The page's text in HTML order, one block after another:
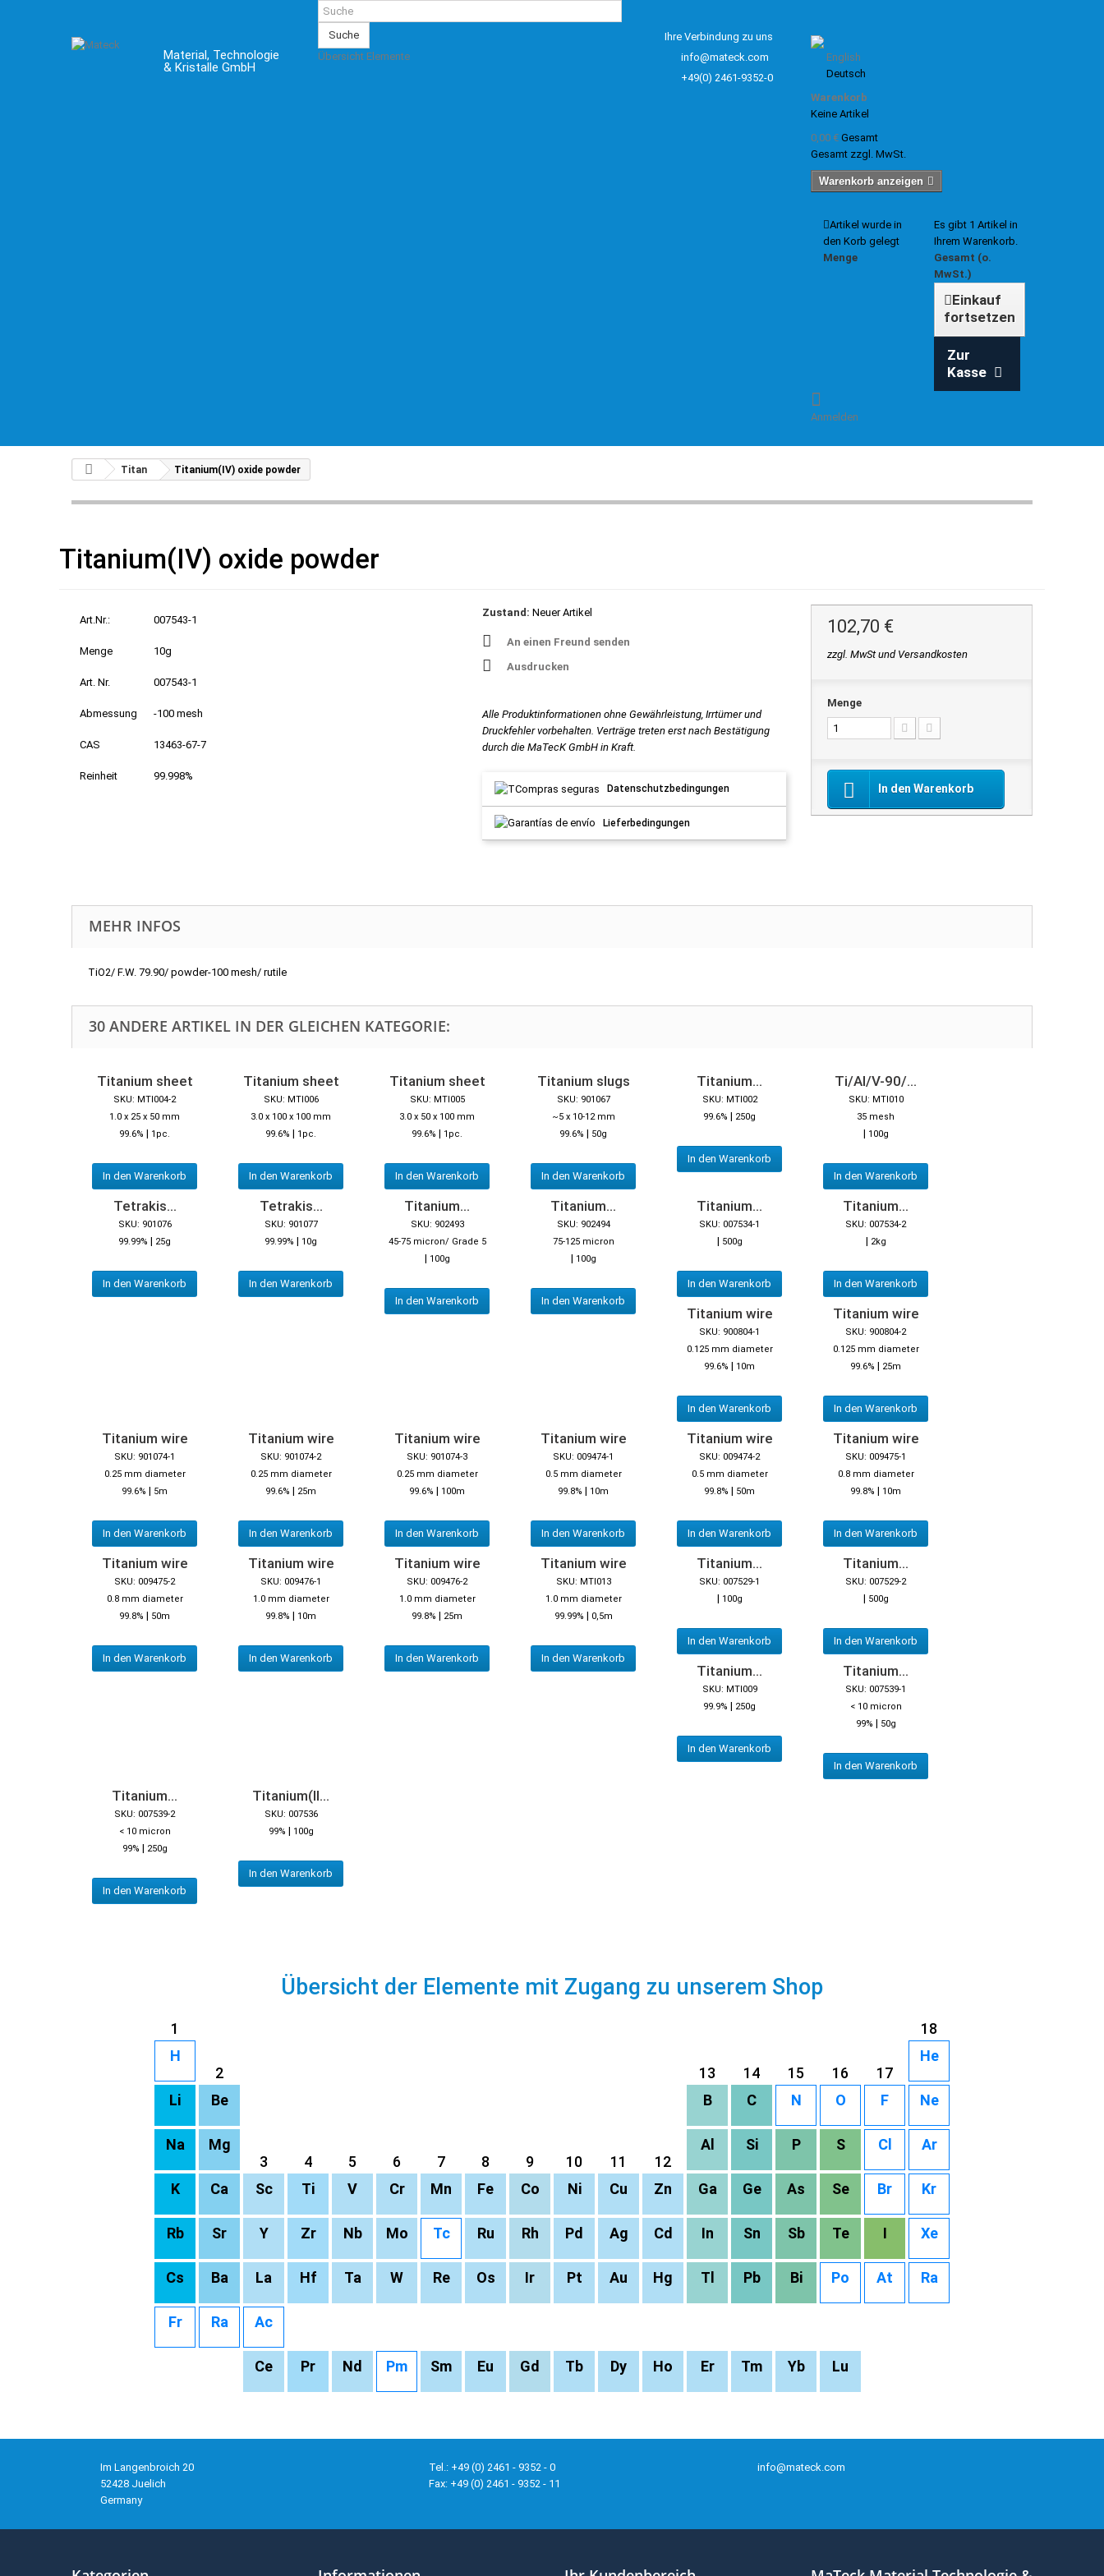
Material, Technologie
& Kristalle GmbH
Suche
Übersicht Elemente
Ihre Verbindung zu uns
info@mateck.com
+49(0) 2461-9352-0
English
Deutsch
Warenkorb
Keine Artikel
0,00 € Gesamt
Gesamt zzgl. MwSt.
Warenkorb anzeigen
Artikel wurde in
den Korb gelegt
Menge
Es gibt 1 Artikel in
Ihrem Warenkorb.
Gesamt (o.
MwSt.)
Einkauf
fortsetzen
Zur
Kasse
Anmelden
Titan Titanium(IV) oxide powder
Titanium(IV) oxide powder
Art.Nr.: 007543-1
Menge 10g
Art. Nr. 007543-1
Abmessung -100 mesh
CAS 13463-67-7
Reinheit 99.998%
Zustand: Neuer Artikel
An einen Freund senden
Ausdrucken
Alle Produktinformationen ohne Gewährleistung, Irrtümer und
Druckfehler vorbehalten. Verträge treten erst nach Bestätigung
durch die MaTecK GmbH in Kraft.
Datenschutzbedingungen
Lieferbedingungen
102,70 €
zzgl. MwSt und Versandkosten
Menge
In den Warenkorb
MEHR INFOS
TiO2/ F.W. 79.90/ powder-100 mesh/ rutile
30 ANDERE ARTIKEL IN DER GLEICHEN KATEGORIE:
Titanium sheet
SKU: MTI004-2
1.0 x 25 x 50 mm
99.6% | 1pc.
In den Warenkorb
Titanium sheet
SKU: MTI006
3.0 x 100 x 100 mm
99.6% | 1pc.
In den Warenkorb
Titanium sheet
SKU: MTI005
3.0 x 50 x 100 mm
99.6% | 1pc.
In den Warenkorb
Titanium slugs
SKU: 901067
~5 x 10-12 mm
99.6% | 50g
In den Warenkorb
Titanium...
SKU: MTI002
99.6% | 250g
In den Warenkorb
Ti/Al/V-90/...
SKU: MTI010
35 mesh
| 100g
In den Warenkorb
Tetrakis...
SKU: 901076
99.99% | 25g
In den Warenkorb
Tetrakis...
SKU: 901077
99.99% | 10g
In den Warenkorb
Titanium...
SKU: 902493
45-75 micron/ Grade 5
| 100g
In den Warenkorb
Titanium...
SKU: 902494
75-125 micron
| 100g
In den Warenkorb
Titanium...
SKU: 007534-1
| 500g
In den Warenkorb
Titanium...
SKU: 007534-2
| 2kg
In den Warenkorb
Titanium wire
SKU: 900804-1
0.125 mm diameter
99.6% | 10m
In den Warenkorb
Titanium wire
SKU: 900804-2
0.125 mm diameter
99.6% | 25m
In den Warenkorb
Titanium wire
SKU: 901074-1
0.25 mm diameter
99.6% | 5m
In den Warenkorb
Titanium wire
SKU: 901074-2
0.25 mm diameter
99.6% | 25m
In den Warenkorb
Titanium wire
SKU: 901074-3
0.25 mm diameter
99.6% | 100m
In den Warenkorb
Titanium wire
SKU: 009474-1
0.5 mm diameter
99.8% | 10m
In den Warenkorb
Titanium wire
SKU: 009474-2
0.5 mm diameter
99.8% | 50m
In den Warenkorb
Titanium wire
SKU: 009475-1
0.8 mm diameter
99.8% | 10m
In den Warenkorb
Titanium wire
SKU: 009475-2
0.8 mm diameter
99.8% | 50m
In den Warenkorb
Titanium wire
SKU: 009476-1
1.0 mm diameter
99.8% | 10m
In den Warenkorb
Titanium wire
SKU: 009476-2
1.0 mm diameter
99.8% | 25m
In den Warenkorb
Titanium wire
SKU: MTI013
1.0 mm diameter
99.99% | 0,5m
In den Warenkorb
Titanium...
SKU: 007529-1
| 100g
In den Warenkorb
Titanium...
SKU: 007529-2
| 500g
In den Warenkorb
Titanium...
SKU: MTI009
99.9% | 250g
In den Warenkorb
Titanium...
SKU: 007539-1
< 10 micron
99% | 50g
In den Warenkorb
Titanium...
SKU: 007539-2
< 10 micron
99% | 250g
In den Warenkorb
Titanium(II...
SKU: 007536
99% | 100g
In den Warenkorb
Übersicht der Elemente mit Zugang zu unserem Shop
1
18
H
2
13 14 15 16 17
He
Li Be B C N O F Ne
Na
Mg
3
4 5 6 7 8 9 10 11 12
Al Si P S Cl Ar
K Ca Sc Ti V Cr Mn Fe Co Ni Cu Zn Ga Ge As Se Br Kr
Rb Sr Y Zr Nb Mo Tc Ru Rh Pd Ag Cd In Sn Sb Te I Xe
Cs Ba La Hf Ta W Re Os Ir Pt Au Hg Tl Pb Bi Po At Ra
Fr Ra Ac
Ce Pr Nd Pm Sm Eu Gd Tb Dy Ho Er Tm Yb Lu
Im Langenbroich 20
52428 Juelich
Germany
Tel.: +49 (0) 2461 - 9352 - 0
Fax: +49 (0) 2461 - 9352 - 11
info@mateck.com